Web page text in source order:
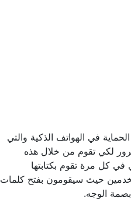
في الهواتف الذكية والتي
لكي تقوم من خلال هذه
في كل مرة تقوم بكتابتها
حيث سيقومون بفتح كلمات
الوجه.